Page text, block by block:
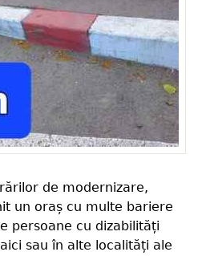
de modernizare,
un oraș cu multe bariere
persoane cu dizabilități
sau în alte localități ale